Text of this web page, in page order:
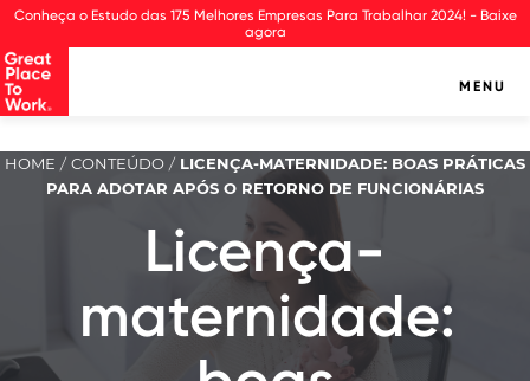
Observação:
site
inclui
um
sistema
de
assistência
Conheça o Estudo das 175 Melhores Empresas Para Trabalhar 2024! - Baixe
agora
MENU
HOME / CONTEÚDO / LICENÇA-MATERNIDADE: BOAS PRÁTICAS
PARA ADOTAR APÓS O RETORNO DE FUNCIONÁRIAS
Licença-
maternidade: